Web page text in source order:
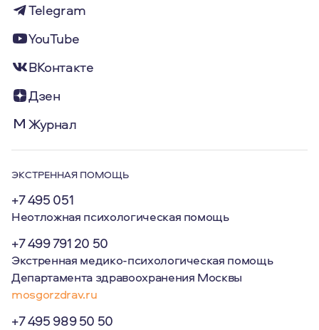
Telegram
YouTube
ВКонтакте
Дзен
Журнал
ЭКСТРЕННАЯ ПОМОЩЬ
+7 495 051
Неотложная психологическая помощь
+7 499 791 20 50
Экстренная медико-психологическая помощь
Департамента здравоохранения Москвы
mosgorzdrav.ru
+7 495 989 50 50